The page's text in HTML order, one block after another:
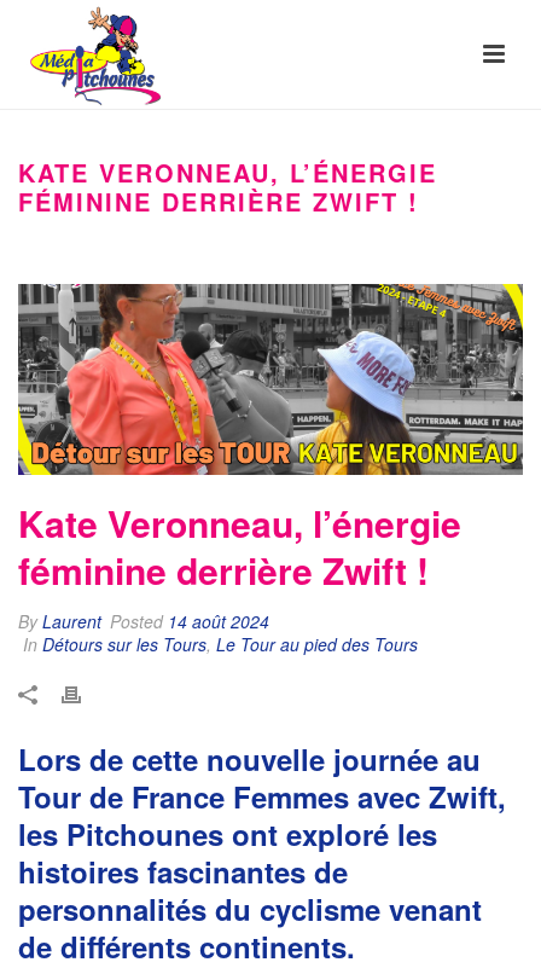
KATE VERONNEAU, L’ÉNERGIE
FÉMININE DERRIÈRE ZWIFT !
Kate Veronneau, l’énergie
féminine derrière Zwift !
ByLaurent Posted 14 août 2024
In Détours sur les Tours, Le Tour au pied des Tours
Lors de cette nouvelle journée au
Tour de France Femmes avec Zwift,
les Pitchounes ont exploré les
histoires fascinantes de
personnalités du cyclisme venant
de différents continents.